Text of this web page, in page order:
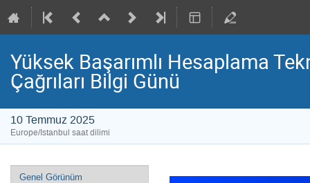
Yüksek Başarımlı Hesaplama
Çağrıları Bilgi Günü
10 Temmuz 2025
Europe/Istanbul saat dilimi
Event
Genel Görünüm